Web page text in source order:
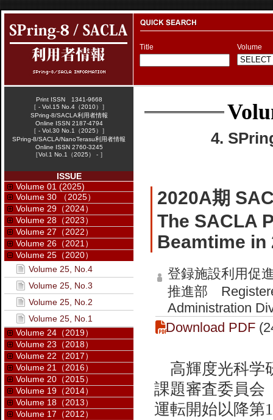
Title Volume
4.
2020A期
The SACLA
Beamtime in
登録施設利用促
推進部
Administration
Download PDF
高輝度光科学
課題審査委員会
運転開始以降第
Print ISSN 1341-9668
［ - Vol.15 No.4（2010）］
SPring-8/SACLA利用者情報
Online ISSN 2187-4794
［ - Vol.30 No.1（2025）］
SPring-8/SACLA/NanoTerasu利用者情報
Online ISSN 2760-3245
［Vol.1 No.1（2025） - ］
ISSUE
Volume 01 (2025)
Volume 30 （2025）
Volume 29（2024）
Volume 28（2023）
Volume 27（2022）
Volume 26（2021）
Volume 25（2020）
Volume 25, No.4
Volume 25, No.3
Volume 25, No.2
Volume 25, No.1
Volume 24（2019）
Volume 23（2018）
Volume 22（2017）
Volume 21（2016）
Volume 20（2015）
Volume 19（2014）
Volume 18（2013）
Volume 17（2012）